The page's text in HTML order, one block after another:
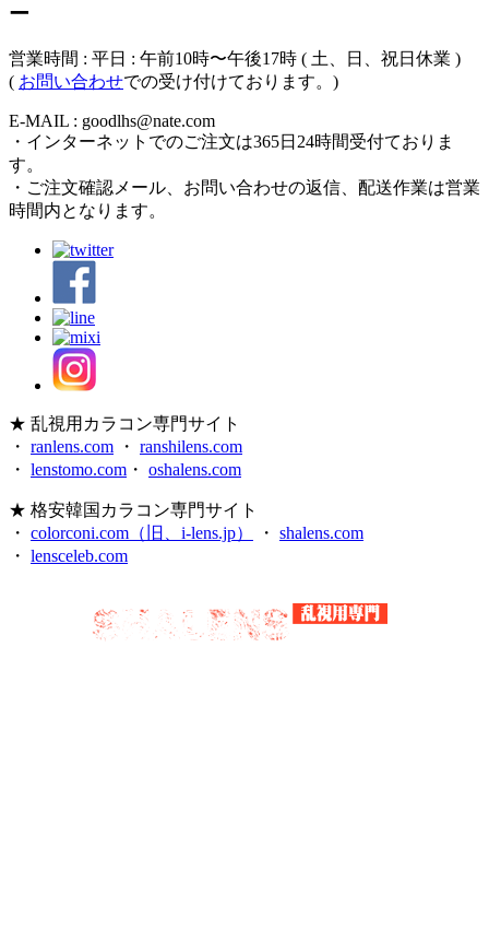
ー
営業時間 : 平日 : 午前10時〜午後17時 ( 土、日、祝日休業 )
( お問い合わせでの受け付けております。)
E-MAIL : goodlhs@nate.com
・インターネットでのご注文は365日24時間受付ておりま
す。
・ご注文確認メール、お問い合わせの返信、配送作業は営業
時間内となります。
★ 乱視用カラコン専門サイト
・ ranlens.com ・ ranshilens.com
・ lenstomo.com ・ oshalens.com
★ 格安韓国カラコン専門サイト
・ colorconi.com（旧、i-lens.jp） ・ shalens.com
・ lensceleb.com